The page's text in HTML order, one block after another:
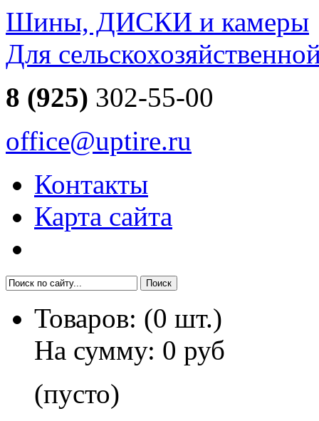
Шины, ДИСКИ и камеры
Для
8 (925) 302-55-00
office@uptire.ru
Контакты
Карта сайта
Товаров: (0 шт.)
На сумму: 0 руб
(пусто)